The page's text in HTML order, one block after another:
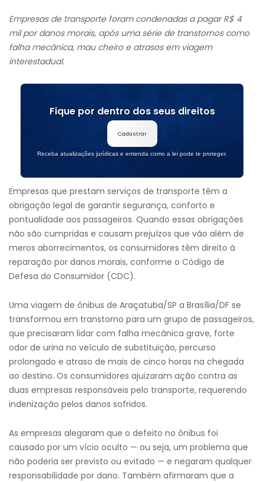
Empresas de transporte foram condenadas a pagar R$ 4
mil por danos morais, após uma série de transtornos como
falha mecânica, mau cheiro e atrasos em viagem
interestadual.
Fique por dentro dos seus direitos
Cadastrar
Receba atualizações jurídicas e entenda como a lei pode te proteger.
Empresas que prestam serviços de transporte têm a
obrigação legal de garantir segurança, conforto e
pontualidade aos passageiros. Quando essas obrigações
não são cumpridas e causam prejuízos que vão além de
meros aborrecimentos, os consumidores têm direito à
reparação por danos morais, conforme o Código de
Defesa do Consumidor (CDC).
Uma viagem de ônibus de Araçatuba/SP a Brasília/DF se
transformou em transtorno para um grupo de passageiros,
que precisaram lidar com falha mecânica grave, forte
odor de urina no veículo de substituição, percurso
prolongado e atraso de mais de cinco horas na chegada
ao destino. Os consumidores ajuizaram ação contra as
duas empresas responsáveis pelo transporte, requerendo
indenização pelos danos sofridos.
As empresas alegaram que o defeito no ônibus foi
causado por um vício oculto — ou seja, um problema que
não poderia ser previsto ou evitado — e negaram qualquer
responsabilidade por dano. Também afirmaram que a